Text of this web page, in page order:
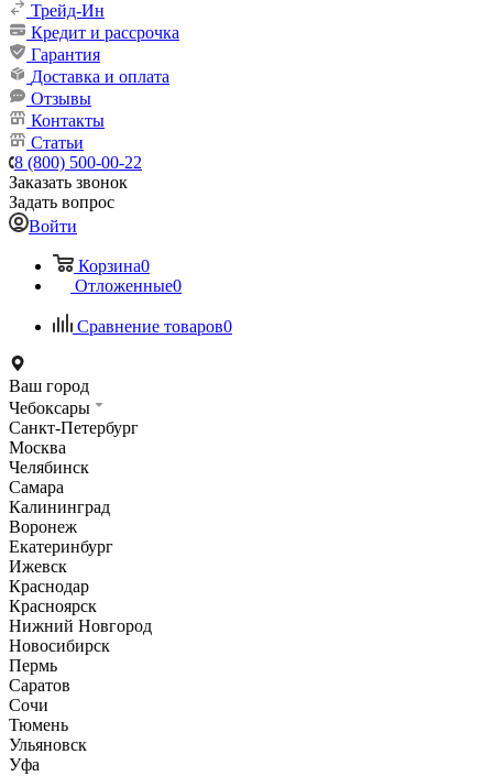
Трейд-Ин
Кредит и рассрочка
Гарантия
Доставка и оплата
Отзывы
Контакты
Статьи
8 (800) 500-00-22
Заказать звонок
Задать вопрос
Войти
Корзина0
Отложенные0
Сравнение товаров0
Ваш город
Чебоксары
Санкт-Петербург
Москва
Челябинск
Самара
Калининград
Воронеж
Екатеринбург
Ижевск
Краснодар
Красноярск
Нижний Новгород
Новосибирск
Пермь
Саратов
Сочи
Тюмень
Ульяновск
Уфа